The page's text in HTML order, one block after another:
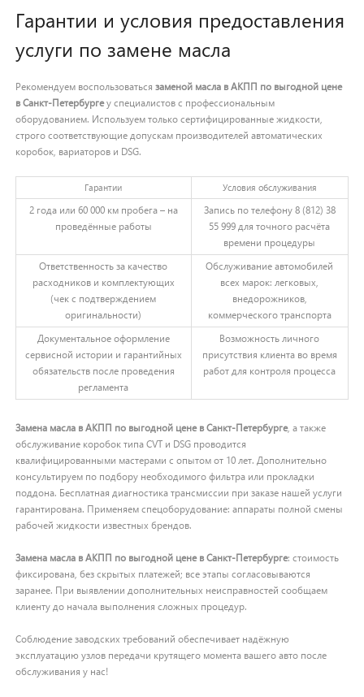
Гарантии и условия предоставления
услуги по замене масла
Рекомендуем воспользоваться заменой масла в АКПП по выгодной цене
в Санкт-Петербургеу специалистов с профессиональным
оборудованием. Используем только сертифицированные жидкости,
строго соответствующие допускам производителей автоматических
коробок, вариаторов и DSG.
Гарантии Условия обслуживания
2 года или 60 000 км пробега – на
проведённые работы
Запись по телефону 8 (812) 38
55 999 для точного расчёта
времени процедуры
Ответственность за качество
расходников и комплектующих
(чек с подтверждением
оригинальности)
Обслуживание автомобилей
всех марок: легковых,
внедорожников,
коммерческого транспорта
Документальное оформление
сервисной истории и гарантийных
обязательств после проведения
регламента
Возможность личного
присутствия клиента во время
работ для контроля процесса
Замена масла в АКПП по выгодной цене в Санкт-Петербурге, а также
обслуживание коробок типа CVT и DSG проводится
квалифицированными мастерами с опытом от 10 лет. Дополнительно
консультируем по подбору необходимого фильтра или прокладки
поддона. Бесплатная диагностика трансмиссии при заказе нашей услуги
гарантирована. Применяем спецоборудование: аппараты полной смены
рабочей жидкости известных брендов.
Замена масла в АКПП по выгодной цене в Санкт-Петербурге: стоимость
фиксирована, без скрытых платежей; все этапы согласовываются
заранее. При выявлении дополнительных неисправностей сообщаем
клиенту до начала выполнения сложных процедур.
Cоблюдение заводских требований обеспечивает надёжную
эксплуатацию узлов передачи крутящего момента вашего авто после
обслуживания у нас!